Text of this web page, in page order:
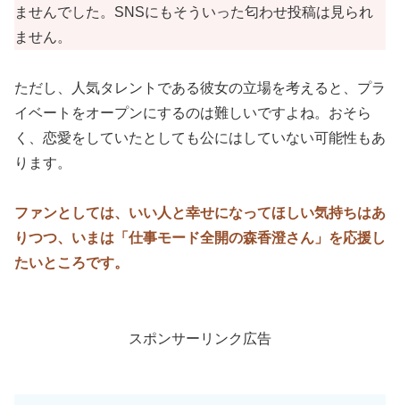
ませんでした。SNSにもそういった匂わせ投稿は見られ
ません。
ただし、人気タレントである彼女の立場を考えると、プラ
イベートをオープンにするのは難しいですよね。おそら
く、恋愛をしていたとしても公にはしていない可能性もあ
ります。
ファンとしては、いい人と幸せになってほしい気持ちはあ
りつつ、いまは「仕事モード全開の森香澄さん」を応援し
たいところです。
スポンサーリンク広告